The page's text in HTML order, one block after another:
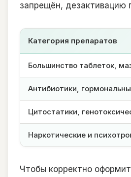
запрещён, дезактивацию
Категория препаратов
Большинство таблеток,
Антибиотики,
Цитостатики,
Наркотические и
Чтобы корректно